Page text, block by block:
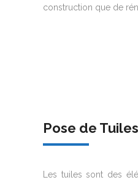
construction que de
Pose de Tuiles
Les tuiles sont des